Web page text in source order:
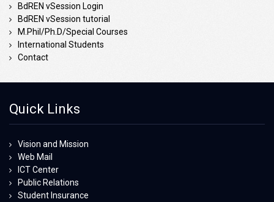
BdREN vSession Login
BdREN vSession tutorial
M.Phil/Ph.D/Special Courses
International Students
Contact
Quick Links
Vision and Mission
Web Mail
ICT Center
Public Relations
Student Insurance